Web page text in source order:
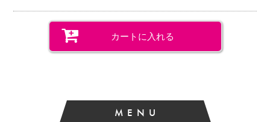
T.F様 （20代／女性）2020/04
★★★★★【とても満足】
M.W様 （40代／女性）2020/02
★★★★★【とても満足】
カートに入れる
MENU